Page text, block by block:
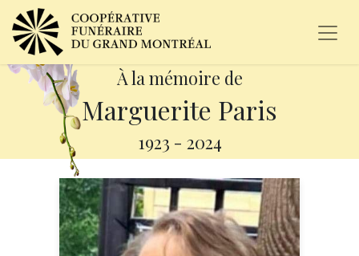
À la mémoire de
Marguerite Paris
1923 - 2024